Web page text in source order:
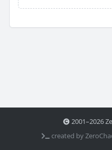
2001–2026
created by